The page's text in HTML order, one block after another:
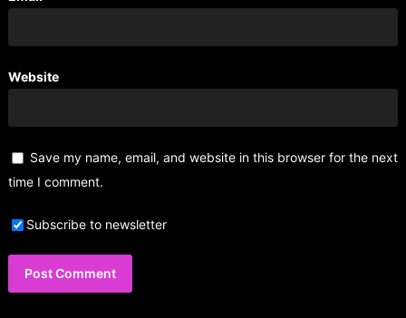
Website
Save my name, email, and website in this browser for the next
time I comment.
Subscribe to newsletter